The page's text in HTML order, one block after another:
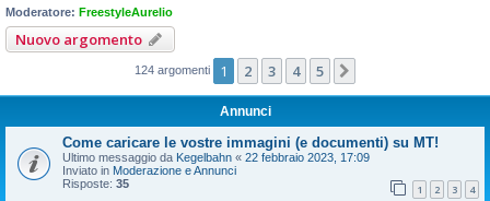
Moderatore: FreestyleAurelio
Nuovo argomento
124 argomenti 1 2 3 4 5
Annunci
Come caricare le vostre immagini (e documenti) su MT!
Ultimo messaggio da Kegelbahn « 22 febbraio 2023, 17:09
Inviato in Moderazione e Annunci
Risposte: 35 1 2 3 4